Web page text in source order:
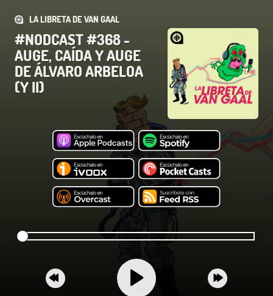
LA LIBRETA DE VAN GAAL
#NODCAST #368 -
AUGE, CAÍDA Y AUGE
DE ÁLVARO ARBELOA
(Y II)